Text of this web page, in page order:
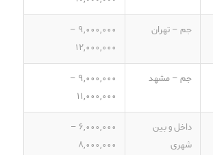
جم – تهران
۹,۰۰۰,۰۰۰ –
۱۲,۰۰۰,۰۰۰
جم – مشهد
۹,۰۰۰,۰۰۰ –
۱۱,۰۰۰,۰۰۰
داخل و بین
شهری
۶,۰۰۰,۰۰۰ –
۸,۰۰۰,۰۰۰